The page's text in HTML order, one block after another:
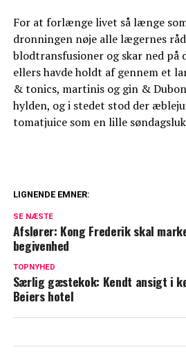
For at forlænge livet så længe
dronningen nøje alle lægernes
blodtransfusioner og skar ned på
ellers havde holdt af gennem et
& tonics, martinis og gin &
hylden, og i stedet stod der
tomatjuice som en lille
Kate vil ikke tilgive
LIGNENDE EMNER:
SE NÆSTE
Afslører: Kong Frederik skal
begivenhed
TOPNYHED
Særlig gæstekok: Kendt ansigt i
Beiers hotel